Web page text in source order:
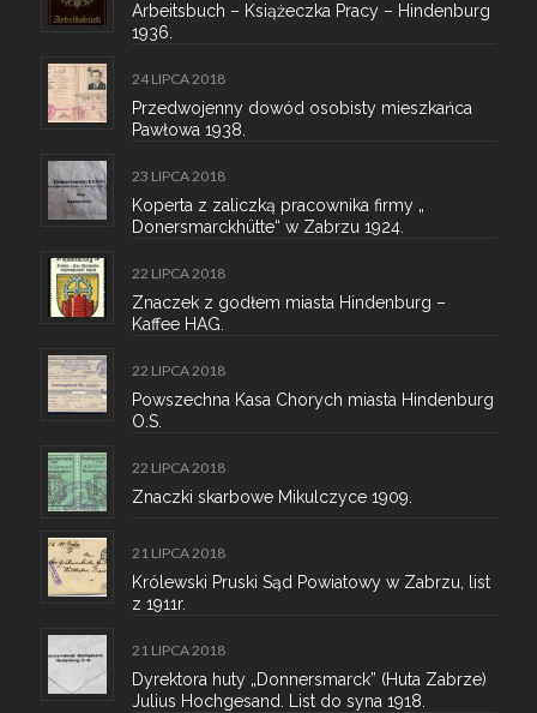
Arbeitsbuch – Książeczka Pracy – Hindenburg
1936.
24 LIPCA 2018
Przedwojenny dowód osobisty mieszkańca
Pawłowa 1938.
23 LIPCA 2018
Koperta z zaliczką pracownika firmy „
Donersmarckhütte“ w Zabrzu 1924.
22 LIPCA 2018
Znaczek z godłem miasta Hindenburg –
Kaffee HAG.
22 LIPCA 2018
Powszechna Kasa Chorych miasta Hindenburg
O.S.
22 LIPCA 2018
Znaczki skarbowe Mikulczyce 1909.
21 LIPCA 2018
Królewski Pruski Sąd Powiatowy w Zabrzu, list
z 1911r.
21 LIPCA 2018
Dyrektora huty „Donnersmarck” (Huta Zabrze)
Julius Hochgesand. List do syna 1918.